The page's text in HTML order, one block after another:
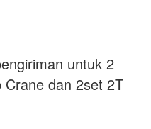
untuk 2
dan 2set 2T